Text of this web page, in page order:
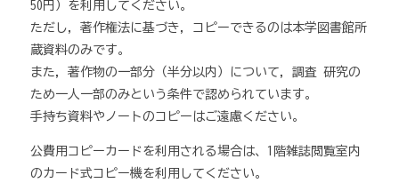
50円）を利用してください。
ただし，著作権法に基づき，コピーできるのは本学図書館所
蔵資料のみです。
また，著作物の一部分（半分以内）について，調査 研究の
ため一人一部のみという条件で認められています。
手持ち資料やノートのコピーはご遠慮ください。
公費用コピーカードを利用される場合は、1階雑誌閲覧室内
のカード式コピー機を利用してください。